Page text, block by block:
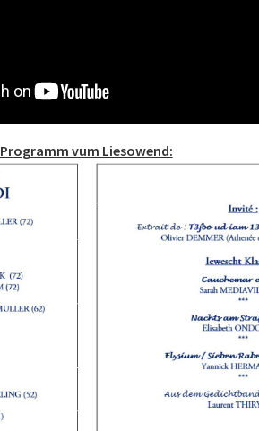
Programm vum Liesowend: